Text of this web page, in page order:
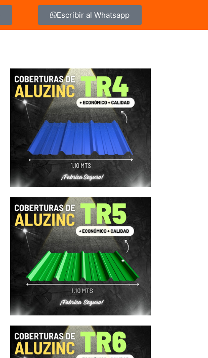
Escribir al Whatsapp